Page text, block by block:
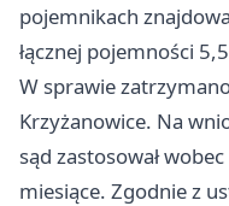
pojemnikach
łącznej pojemności
W sprawie
Krzyżanowice. Na
sąd zastosował
miesiące. Zgodnie z